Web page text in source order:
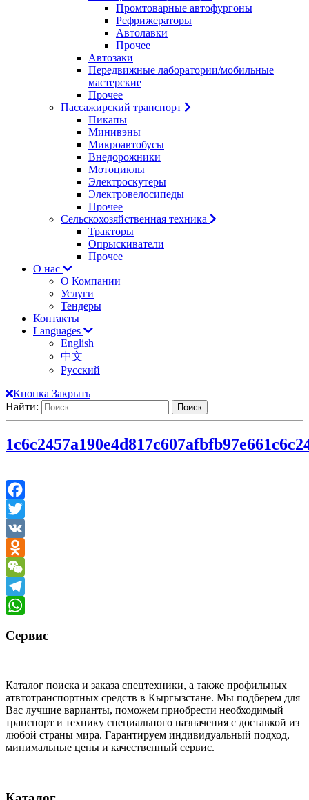
Промтоварные автофургоны
Рефрижераторы
Автолавки
Прочее
Автозаки
Передвижные лаборатории/мобильные
мастерские
Прочее
Пассажирский транспорт
Пикапы
Минивэны
Микроавтобусы
Внедорожники
Мотоциклы
Электроскутеры
Электровелосипеды
Прочее
Сельскохозяйственная техника
Тракторы
Опрыскиватели
Прочее
О нас
О Компании
Услуги
Тендеры
Контакты
Languages
English
中文
Русский
Кнопка Закрыть
Найти:
1c6c2457a190e4d817c607afbfb97e66
Facebook
Twitter
VK
Odnoklassniki
WeChat
Telegram
Сервис
Каталог поиска и заказа спецтехники, а также профильных
атвтотранспортных средств в Кыргызстане. Мы подберем для
Вас лучшие варианты, поможем приобрести необходимый
транспорт и технику специального назначения с доставкой из
любой страны мира. Гарантируем индивидуальный подход,
минимальные цены и качественный сервис.